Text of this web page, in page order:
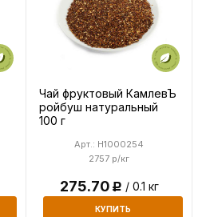
Чай фруктовый КамлевЪ
ройбуш натуральный
100 г
2757 р/кг
Арт.: H1000254
275.70Р / 0.1 кг
КУПИТЬ